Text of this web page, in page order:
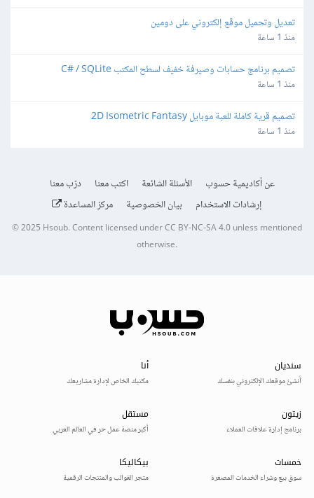
تعديل وتحميل موقع إلكتروني على دومين
منذ 1 ساعة
تصميم برنامج حسابات وصيرفة خفيف لسطح المكتب C# / SQLite
منذ 1 ساعة
تصميم قرية كاملة للعبة موبايل 2D Isometric Fantasy
منذ 1 ساعة
عن أكاديمية حسوب الأسئلة الشائعة اكتب معنا
درّب معنا
إرشادات الاستخدام
بيان الخصوصية مركز المساعدة
© 2025 Hsoub.Content licensed underCC BY-NC-SA 4.0unless mentioned
otherwise.